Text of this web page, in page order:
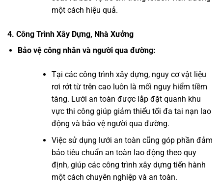
một cách hiệu quả.
4. Công Trình Xây Dựng, Nhà Xưởng
Bảo vệ công nhân và người qua đường:
Tại các công trình xây dựng, nguy cơ vật liệu
rơi rớt từ trên cao luôn là mối nguy hiểm tiềm
tàng. Lưới an toàn được lắp đặt quanh khu
vực thi công giúp giảm thiểu tối đa tai nạn lao
động và bảo vệ người qua đường.
Việc sử dụng lưới an toàn cũng góp phần đảm
bảo tiêu chuẩn an toàn lao động theo quy
định, giúp các công trình xây dựng tiến hành
một cách chuyên nghiệp và an toàn.